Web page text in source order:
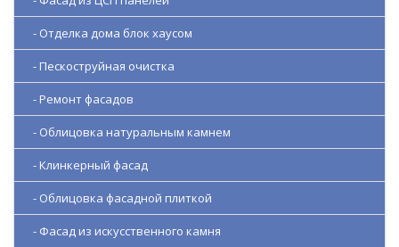
- Отделка дома блок хаусом
- Пескоструйная очистка
- Ремонт фасадов
- Облицовка натуральным камнем
- Клинкерный фасад
- Облицовка фасадной плиткой
- Фасад из искусственного камня